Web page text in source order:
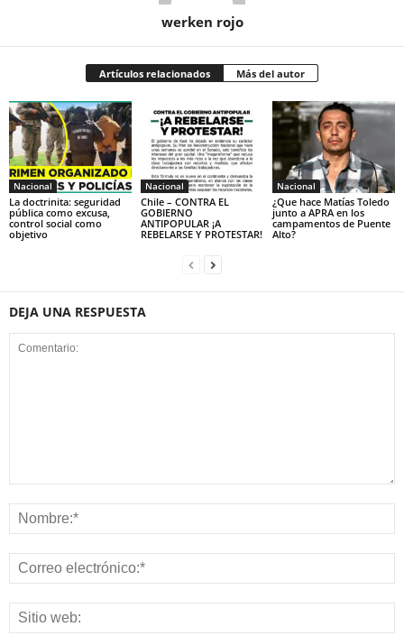
werken rojo
Artículos relacionados Más del autor
Nacional
La doctrinita: seguridad
pública como excusa,
control social como
objetivo
Nacional
Chile – CONTRA EL
GOBIERNO
ANTIPOPULAR ¡A
REBELARSE Y PROTESTAR!
Nacional
¿Que hace Matías Toledo
junto a APRA en los
campamentos de Puente
Alto?
DEJA UNA RESPUESTA